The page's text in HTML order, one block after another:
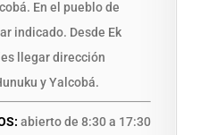
En el pueblo de
indicado. Desde Ek
llegar dirección
y Yalcobá.
abierto de 8:30 a 17:30